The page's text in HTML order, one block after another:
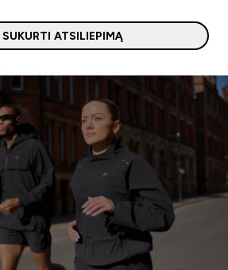
SUKURTI ATSILIEPIMĄ